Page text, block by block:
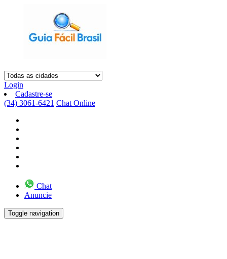
Login
Cadastre-se
(34) 3061-6421 Chat Online
Chat
Anuncie
Toggle navigation